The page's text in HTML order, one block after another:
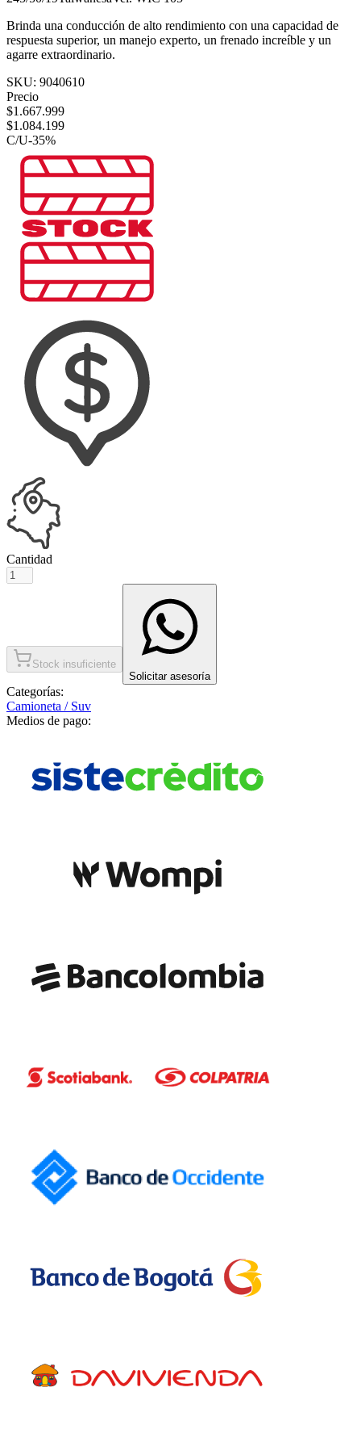
Brinda una conducción de alto rendimiento con una capacidad de
respuesta superior, un manejo experto, un frenado increíble y un
agarre extraordinario.
SKU: 9040610
Precio
$1.667.999
$1.084.199
C/U-35%
Cantidad
Stock insuficiente
Solicitar asesoría
Categorías:
Camioneta / Suv
Medios de pago: